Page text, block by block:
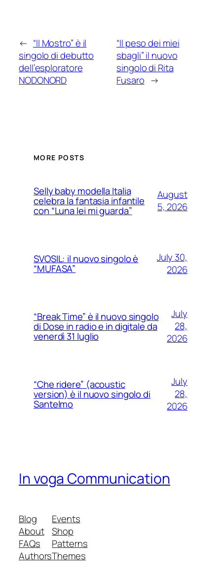
← “Il Mostro” è il
singolo di debutto
dell’esploratore
NODONORD
“Il peso dei miei
sbagli” il nuovo
singolo di Rita
Fusaro →
MORE POSTS
Selly baby modella Italia
celebra la fantasia infantile
con “Luna lei mi guarda”
August
5, 2026
SVOSIL: il nuovo singolo è
“MUFASA”
July 30,
2026
“Break Time” è il nuovo singolo
di Dose in radio e in digitale da
venerdì 31 luglio
July
28,
2026
“Che ridere” (acoustic
version) è il nuovo singolo di
Santelmo
July
28,
2026
In voga Communication
Blog
About
FAQs
Authors
Events
Shop
Patterns
Themes